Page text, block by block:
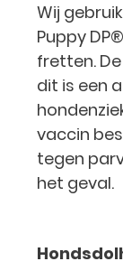
Wij
Puppy
fretten.
dit is een
vaccin
tegen
het geval.